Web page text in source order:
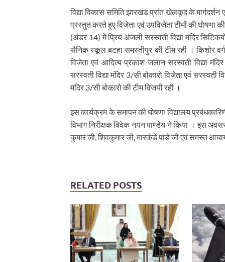
विद्या विकास समिति झारखंड प्रांत खेलकूद के
प्रस्तुत करते हुए विजेता एवं उपविजेता टीमों की घोषणा
(अंडर 14) में प्रिय अंजली सरस्वती विद्या मंदिर
सैनिक स्कूल बटहा समस्तीपुर की टीम रही । किशोर
विजेता एवं आदित्य प्रकाश जलान सरस्वती विद्या
सरस्वती विद्या मंदिर 3/सी बोकारो विजेता एवं सरस्वती
मंदिर 3/सी बोकारो की टीम विजयी रही ।
इस कार्यक्रम के समापन की घोषणा विद्यालय
विभाग निरीक्षक विवेक नयन पाण्डेय ने किया । इस अवसर
कुमार जी, शिवकुमार जी, मारकंडे पांडे जी एवं समस्त
RELATED POSTS